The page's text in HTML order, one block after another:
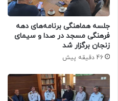
جلسه هماهنگی برنامه‌های دهه
فرهنگی مسجد در صدا و سیمای
زنجان برگزار شد
46 دقیقه پیش